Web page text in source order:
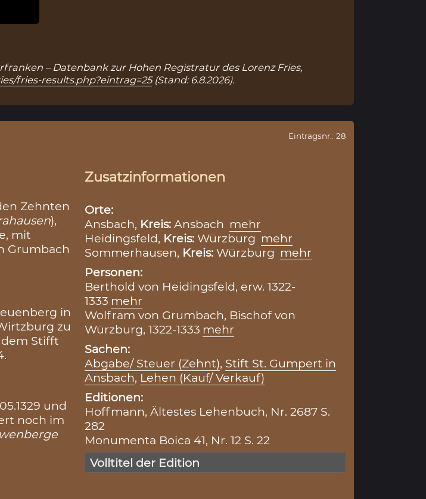
– Datenbank zur Hohen Registratur des Lorenz Fries,
fries-results.php?eintrag=25(Stand: 6.8.2026).
Zehnten
),
mit
Grumbach
in
zu
Stifft
und
noch im
Eintragsnr.: 28
Zusatzinformationen
Orte:
Ansbach, Kreis: Ansbach mehr
Heidingsfeld, Kreis: Würzburg mehr
Sommerhausen, Kreis: Würzburg mehr
Personen:
Berthold von Heidingsfeld, erw. 1322-
1333 mehr
Wolfram von Grumbach, Bischof von
Würzburg, 1322-1333 mehr
Sachen:
Abgabe/ Steuer (Zehnt), Stift St. Gumpert in
Ansbach, Lehen (Kauf/ Verkauf)
Editionen:
Hoffmann, Ältestes Lehenbuch, Nr. 2687 S.
282
Monumenta Boica 41, Nr. 12 S. 22
Volltitel der Edition